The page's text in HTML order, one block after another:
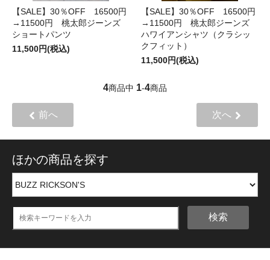
【SALE】30％OFF 16500円
→11500円 桃太郎ジーンズ
ショートパンツ
11,500円(税込)
【SALE】30％OFF 16500円
→11500円 桃太郎ジーンズ
ハワイアンシャツ（クラシッ
クフィット）
11,500円(税込)
4商品中 1-4商品
前へ 次へ
ほかの商品を探す
検索